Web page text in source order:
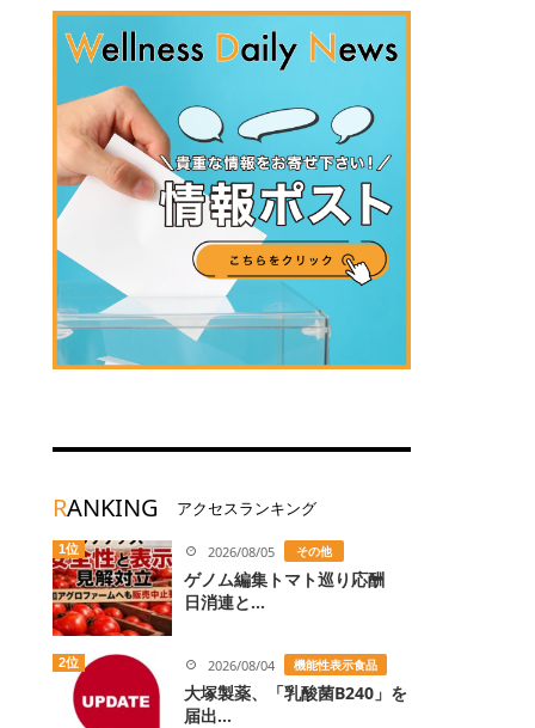
RANKING アクセスランキング
1位 2026/08/05 その他
ゲノム編集トマト巡り応酬
日消連と...
2位 2026/08/04 機能性表示食品
大塚製薬、「乳酸菌B240」を
届出...